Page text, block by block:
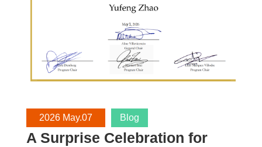
[5Yin-A-36] 意味的類似性を用いた新規概念の
〇三浦 東子 (東北大学)、谷口 雅弥 (理化学研
究所/東北大学)、平岡 達也 (ムハンマド・ビ
ン・ザイード人工知能大学/理化学研究所/奈良
先端科学技術大学院大学)、坂口 慶祐 (東北大
ン・ザイード人工知能大学/東北大学/理化学研
究所)
2026 May.07 Blog
A Surprise Celebration for